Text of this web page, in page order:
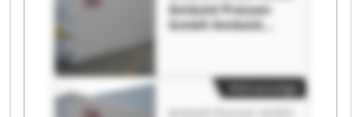
Ambold Pressen
GmbH Ambold
Kleinanzeige